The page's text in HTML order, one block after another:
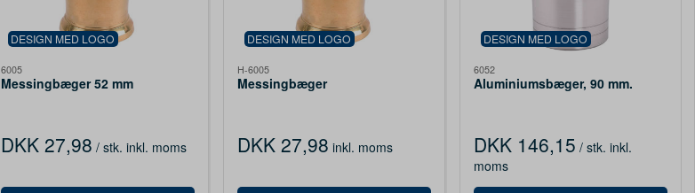
DESIGN MED LOGO
6005
Messingbæger 52 mm
DKK 27,98 / stk. inkl. moms
DESIGN MED LOGO
H-6005
Messingbæger
DKK 27,98 inkl. moms
DESIGN MED LOGO
6052
Aluminiumsbæger, 90 mm.
DKK 146,15 / stk. inkl.
moms